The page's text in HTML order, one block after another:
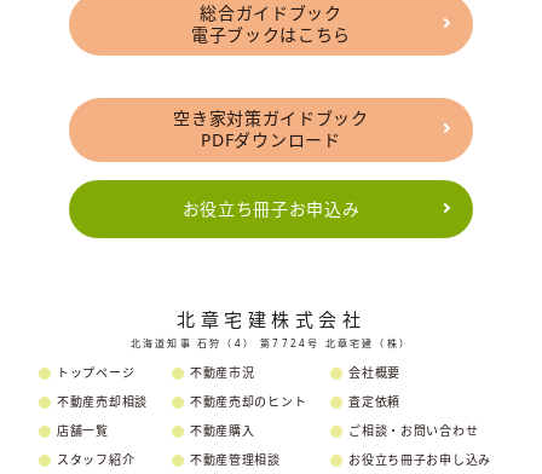
総合ガイドブック
電子ブックはこちら
空き家対策ガイドブック
PDFダウンロード
お役立ち冊子お申込み
北章宅建株式会社
北海道知事 石狩（4） 第7724号 北章宅建（株）
トップページ
不動産売却相談
店舗一覧
スタッフ紹介
不動産市況
不動産売却のヒント
不動産購入
不動産管理相談
会社概要
査定依頼
ご相談・お問い合わせ
お役立ち冊子お申し込み